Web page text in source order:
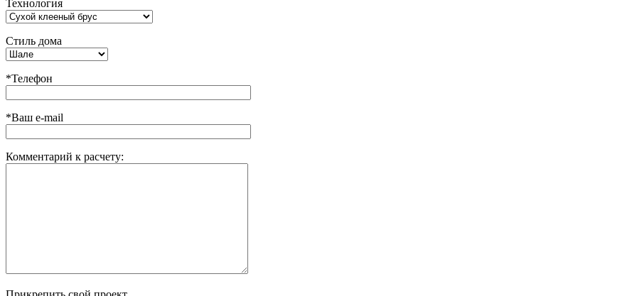
Технология
Стиль дома
*Телефон
*Ваш e-mail
Комментарий к расчету: